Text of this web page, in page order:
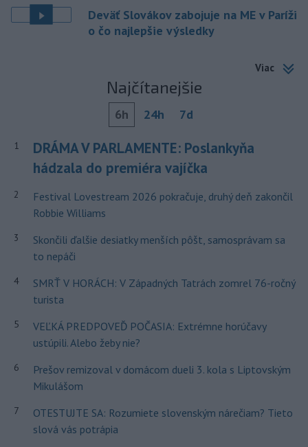
Deväť Slovákov zabojuje na ME v Paríži
o čo najlepšie výsledky
Viac
Najčítanejšie
6h 24h 7d
1
DRÁMA V PARLAMENTE: Poslankyňa
hádzala do premiéra vajíčka
2
Festival Lovestream 2026 pokračuje, druhý deň zakončil
Robbie Williams
3
Skončili ďalšie desiatky menších pôšt, samosprávam sa
to nepáči
4
SMRŤ V HORÁCH: V Západných Tatrách zomrel 76-ročný
turista
5
VEĽKÁ PREDPOVEĎ POČASIA: Extrémne horúčavy
ustúpili. Alebo žeby nie?
6
Prešov remizoval v domácom dueli 3. kola s Liptovským
Mikulášom
7
OTESTUJTE SA: Rozumiete slovenským nárečiam? Tieto
slová vás potrápia